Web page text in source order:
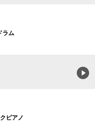
ラム
ピアノ